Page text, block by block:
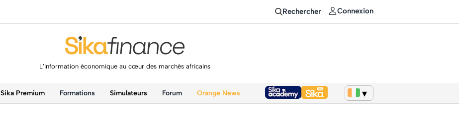
Rechercher Connexion
L’information économique au cœur des marchés africains
Sika Premium Formations Simulateurs Forum Orange News